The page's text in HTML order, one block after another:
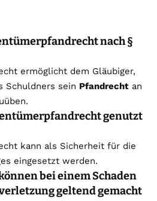
nach §
ermöglicht dem Gläubiger,
Schuldners sein Pfandrecht an
genutzt
kann als Sicherheit für die
eingesetzt werden.
bei einem Schaden
geltend gemacht